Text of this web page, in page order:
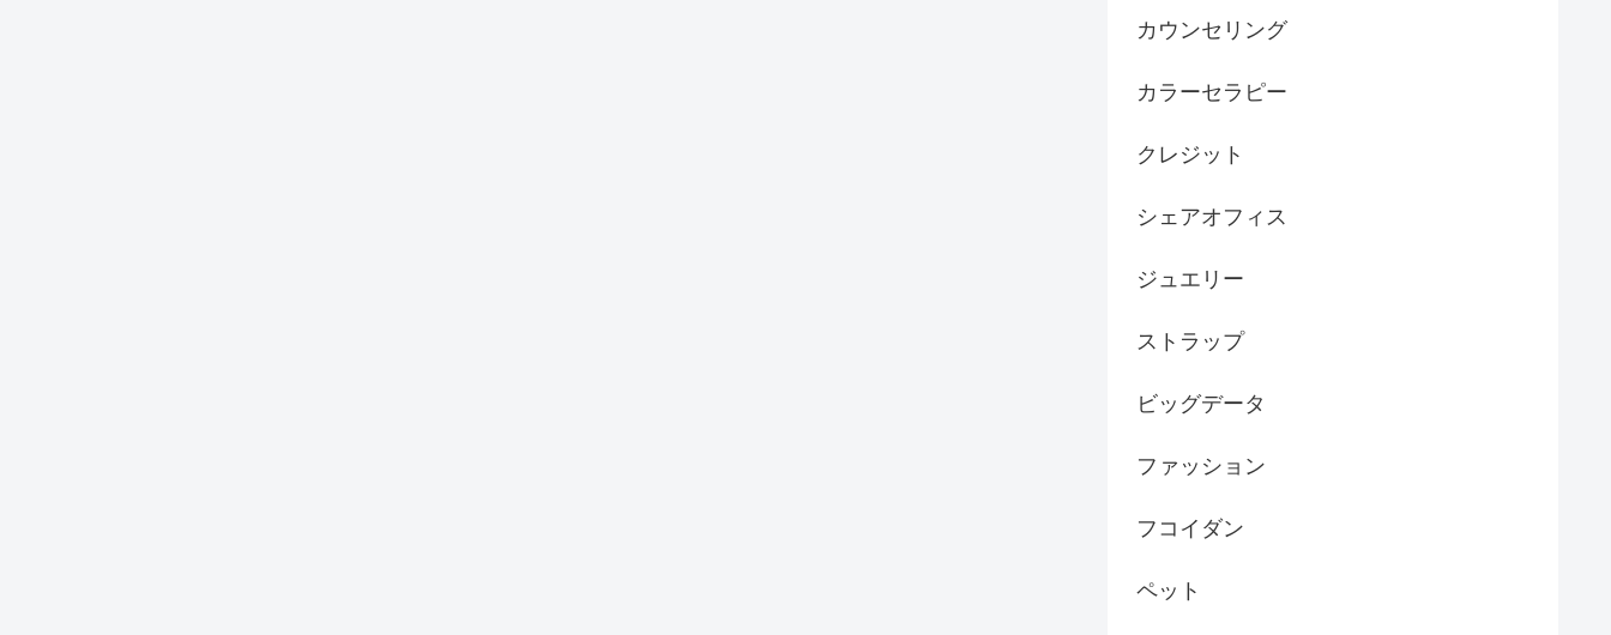
カウンセリング
カラーセラピー
クレジット
シェアオフィス
ジュエリー
ストラップ
ビッグデータ
ファッション
フコイダン
ペット